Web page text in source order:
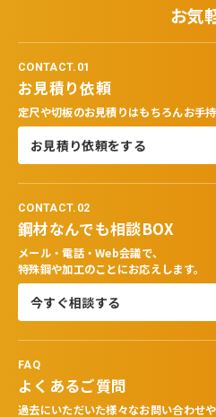
お気
CONTACT.01
お見積り依頼
定尺や切板のお見積りはもちろんお手
お見積り依頼をする
CONTACT.02
鋼材なんでも相談BOX
メール・電話・Web会議で、
特殊鋼や加工のことにお応えします。
今すぐ相談する
FAQ
よくあるご質問
過去にいただいた様々なお問い合わせ